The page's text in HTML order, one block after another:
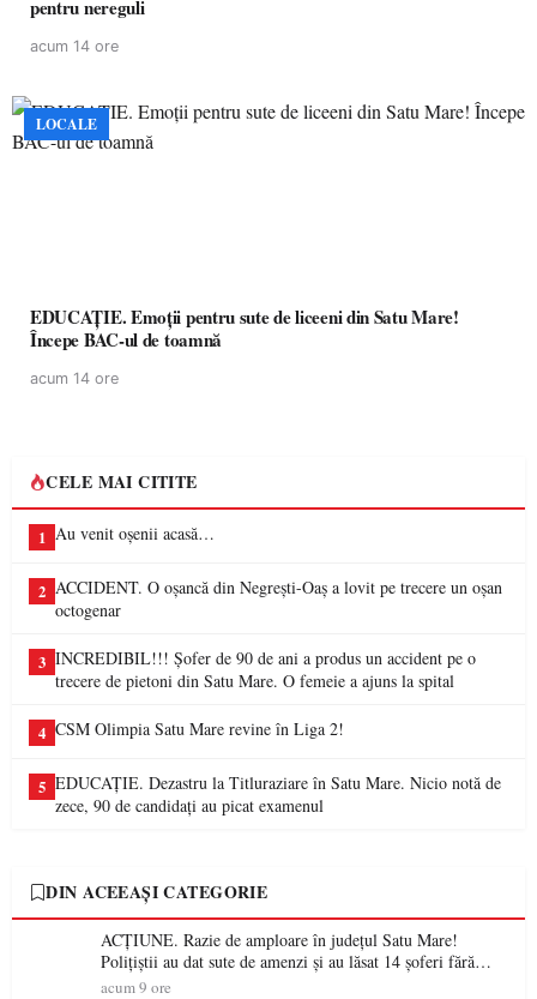
pentru nereguli
acum 14 ore
LOCALE
EDUCAȚIE. Emoții pentru sute de liceeni din Satu Mare!
Începe BAC-ul de toamnă
acum 14 ore
CELE MAI CITITE
1 Au venit oșenii acasă…
2 ACCIDENT. O oșancă din Negrești-Oaș a lovit pe trecere un oșan
octogenar
3 INCREDIBIL!!! Șofer de 90 de ani a produs un accident pe o
trecere de pietoni din Satu Mare. O femeie a ajuns la spital
4 CSM Olimpia Satu Mare revine în Liga 2!
5 EDUCAȚIE. Dezastru la Titluraziare în Satu Mare. Nicio notă de
zece, 90 de candidați au picat examenul
DIN ACEEAȘI CATEGORIE
ACȚIUNE. Razie de amploare în județul Satu Mare!
Polițiștii au dat sute de amenzi și au lăsat 14 șoferi fără
permis într-o singură zi
acum 9 ore